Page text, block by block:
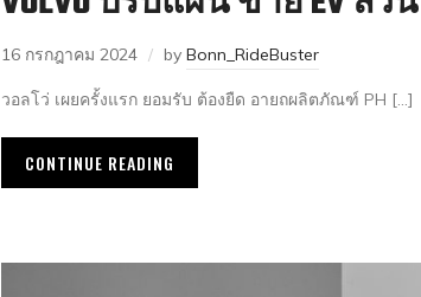
16 กรกฎาคม 2024 by Bonn_RideBuster
วอลโว่ เผยครั้งแรก ยอมรับ ต้องยืด อายถผลิตภัณฑ์ PH […]
CONTINUE READING